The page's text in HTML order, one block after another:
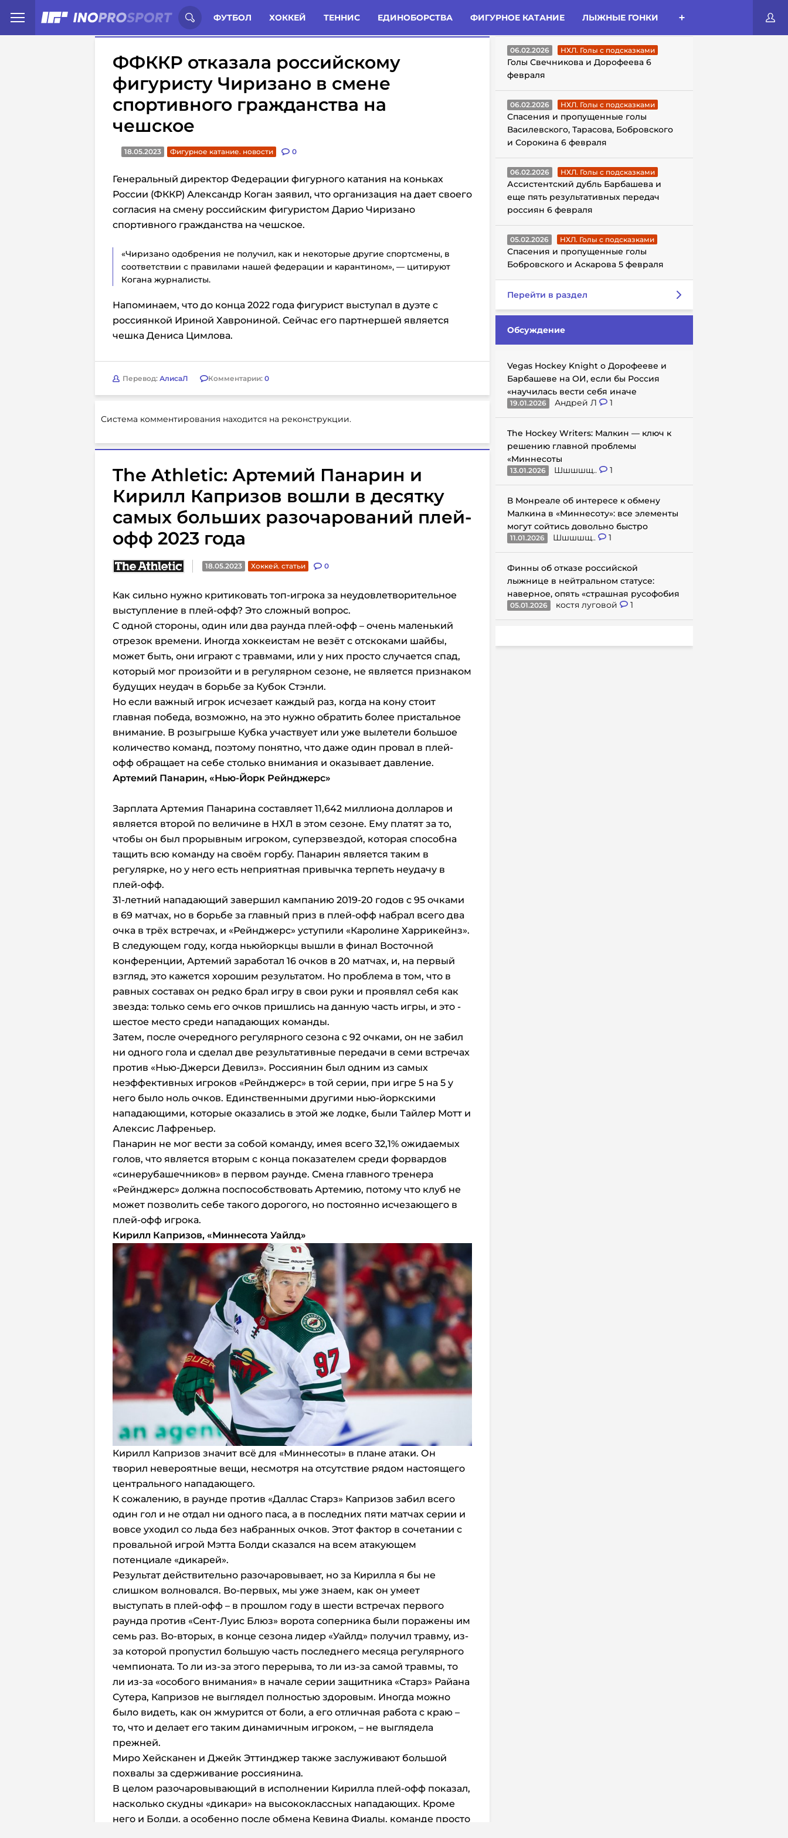
ФУТБОЛ ХОККЕЙ ТЕННИС ЕДИНОБОРСТВА ФИГУРНОЕ КАТАНИЕ ЛЫЖНЫЕ ГОНКИ
Иностранцы о спорте России: Статьи Комменты Новости
ФФККР отказала российскому
фигуристу Чиризано в смене
спортивного гражданства на
чешское
18.05.2023 Фигурное катание. новости 0
Генеральный директор Федерации фигурного катания на коньках
России (ФККР) Александр Коган заявил, что организация на дает своего
согласия на смену российским фигуристом Дарио Чиризано
спортивного гражданства на чешское.
«Чиризано одобрения не получил, как и некоторые другие спортсмены, в
соответствии с правилами нашей федерации и карантином», — цитируют
Когана журналисты.
Напоминаем, что до конца 2022 года фигурист выступал в дуэте с
россиянкой Ириной Хаврониной. Сейчас его партнершей является
чешка Дениса Цимлова.
Перевод: АлисаЛ Комментарии: 0
Система комментирования находится на реконструкции.
The Athletic: Артемий Панарин и
Кирилл Капризов вошли в десятку
самых больших разочарований плей-
офф 2023 года
18.05.2023 Хоккей. статьи 0
Как сильно нужно критиковать топ-игрока за неудовлетворительное
выступление в плей-офф? Это сложный вопрос.
С одной стороны, один или два раунда плей-офф – очень маленький
отрезок времени. Иногда хоккеистам не везёт с отскоками шайбы,
может быть, они играют с травмами, или у них просто случается спад,
который мог произойти и в регулярном сезоне, не является признаком
будущих неудач в борьбе за Кубок Стэнли.
Но если важный игрок исчезает каждый раз, когда на кону стоит
главная победа, возможно, на это нужно обратить более пристальное
внимание. В розыгрыше Кубка участвует или уже вылетели большое
количество команд, поэтому понятно, что даже один провал в плей-
офф обращает на себе столько внимания и оказывает давление.
Артемий Панарин, «Нью-Йорк Рейнджерс»
Зарплата Артемия Панарина составляет 11,642 миллиона долларов и
является второй по величине в НХЛ в этом сезоне. Ему платят за то,
чтобы он был прорывным игроком, суперзвездой, которая способна
тащить всю команду на своём горбу. Панарин является таким в
регулярке, но у него есть неприятная привычка терпеть неудачу в
плей-офф.
31-летний нападающий завершил кампанию 2019-20 годов с 95 очками
в 69 матчах, но в борьбе за главный приз в плей-офф набрал всего два
очка в трёх встречах, и «Рейнджерс» уступили «Каролине Харрикейнз».
В следующем году, когда ньюйоркцы вышли в финал Восточной
конференции, Артемий заработал 16 очков в 20 матчах, и, на первый
взгляд, это кажется хорошим результатом. Но проблема в том, что в
равных составах он редко брал игру в свои руки и проявлял себя как
звезда: только семь его очков пришлись на данную часть игры, и это -
шестое место среди нападающих команды.
Затем, после очередного регулярного сезона с 92 очками, он не забил
ни одного гола и сделал две результативные передачи в семи встречах
против «Нью-Джерси Девилз». Россиянин был одним из самых
неэффективных игроков «Рейнджерс» в той серии, при игре 5 на 5 у
него было ноль очков. Единственными другими нью-йоркскими
нападающими, которые оказались в этой же лодке, были Тайлер Мотт и
Алексис Лафреньер.
Панарин не мог вести за собой команду, имея всего 32,1% ожидаемых
голов, что является вторым с конца показателем среди форвардов
«синерубашечников» в первом раунде. Смена главного тренера
«Рейнджерс» должна поспособствовать Артемию, потому что клуб не
может позволить себе такого дорогого, но постоянно исчезающего в
плей-офф игрока.
Кирилл Капризов, «Миннесота Уайлд»
Кирилл Капризов значит всё для «Миннесоты» в плане атаки. Он
творил невероятные вещи, несмотря на отсутствие рядом настоящего
центрального нападающего.
К сожалению, в раунде против «Даллас Старз» Капризов забил всего
один гол и не отдал ни одного паса, а в последних пяти матчах серии и
вовсе уходил со льда без набранных очков. Этот фактор в сочетании с
провальной игрой Мэтта Болди сказался на всем атакующем
потенциале «дикарей».
Результат действительно разочаровывает, но за Кирилла я бы не
слишком волновался. Во-первых, мы уже знаем, как он умеет
выступать в плей-офф – в прошлом году в шести встречах первого
раунда против «Сент-Луис Блюз» ворота соперника были поражены им
семь раз. Во-вторых, в конце сезона лидер «Уайлд» получил травму, из-
за которой пропустил большую часть последнего месяца регулярного
чемпионата. То ли из-за этого перерыва, то ли из-за самой травмы, то
ли из-за «особого внимания» в начале серии защитника «Старз» Райана
Сутера, Капризов не выглядел полностью здоровым. Иногда можно
было видеть, как он жмурится от боли, а его отличная работа с краю –
то, что и делает его таким динамичным игроком, – не выглядела
прежней.
Миро Хейсканен и Джейк Эттинджер также заслуживают большой
похвалы за сдерживание россиянина.
В целом разочаровывающий в исполнении Кирилла плей-офф показал,
насколько скудны «дикари» на высококлассных нападающих. Кроме
него и Болди, а особенно после обмена Кевина Фиалы, команде просто
ГОЛЫ С ПОДСКАЗКАМИ
06.02.2026 НХЛ. Голы с подсказками
Голы Свечникова и Дорофеева 6
февраля
06.02.2026 НХЛ. Голы с подсказками
Спасения и пропущенные голы
Василевского, Тарасова, Бобровского
и Сорокина 6 февраля
06.02.2026 НХЛ. Голы с подсказками
Ассистентский дубль Барбашева и
еще пять результативных передач
россиян 6 февраля
05.02.2026 НХЛ. Голы с подсказками
Спасения и пропущенные голы
Бобровского и Аскарова 5 февраля
Перейти в раздел
Обсуждение
Vegas Hockey Knight о Дорофееве и
Барбашеве на ОИ, если бы Россия
«научилась вести себя иначе
19.01.2026 Андрей Л 1
The Hockey Writers: Малкин — ключ к
решению главной проблемы
«Миннесоты
13.01.2026 Шшшшщ.. 1
В Монреале об интересе к обмену
Малкина в «Миннесоту»: все элементы
могут сойтись довольно быстро
11.01.2026 Шшшшщ.. 1
Финны об отказе российской
лыжнице в нейтральном статусе:
наверное, опять «страшная русофобия
05.01.2026 костя луговой 1